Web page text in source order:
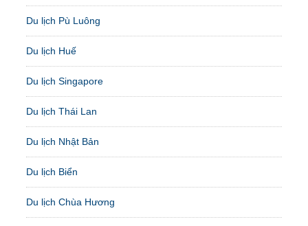
Du lịch Pù Luông
Du lịch Huế
Du lịch Singapore
Du lịch Thái Lan
Du lịch Nhật Bản
Du lịch Biển
Du lịch Chùa Hương